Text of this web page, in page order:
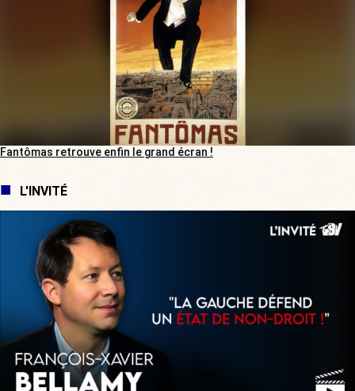
Fantômas retrouve enfin le grand écran !
L'INVITÉ